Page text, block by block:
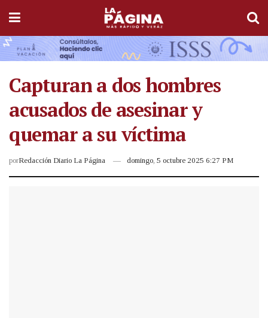
Capturan a dos hombres
acusados de asesinar y
quemar a su víctima
porRedacción Diario La Página domingo, 5 octubre 2025 6:27 PM